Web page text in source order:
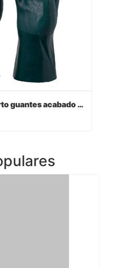
Verde PVC recubierto guantes acabado sandy